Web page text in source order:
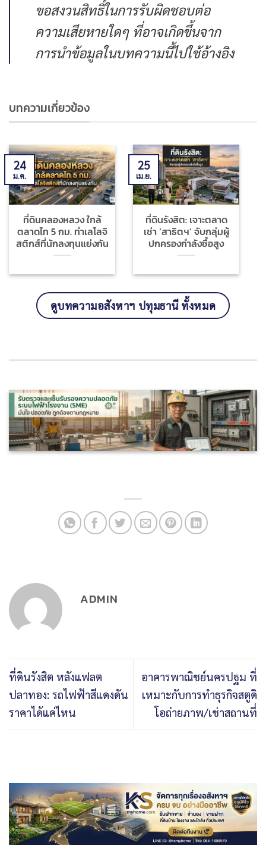
ขอสงวนสิทธิ์ในการรับผิดชอบต่อ
ความเสียหายใดๆ ที่อาจเกิดขึ้นจาก
การนำข้อมูลในบทความนี้ไปใช้อ้างอิง
บทความเกี่ยวข้อง
ที่ดินคลองหลวง ใกล้
ตลาดไท 5 กม. ทำเลโลจิ
สติกส์ที่นักลงทุนแย่งกัน
24
ม.ค.
ที่ดินรังสิต: เจาะตลาด
เช่า ‘สาธิตฯ’ จับกลุ่มผู้
ปกครองกำลังซื้อสูง
25
เม.ย.
ดูบทความอสังหาฯ ปทุมธานี ทั้งหมด
ADMIN
ที่ดินรังสิต หลังแฟลต
ปลาทอง: รถไฟฟ้าสีแดงดัน
ราคาได้แค่ไหน
อาคารพาณิชย์นครปฐม ที่
เหมาะกับการทำธุรกิจสตูดิ
โอถ่ายภาพ/เช่าสถานที่